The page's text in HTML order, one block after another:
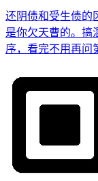
还阴债和受生债的
是你欠天曹的。搞
序，看完不用再问